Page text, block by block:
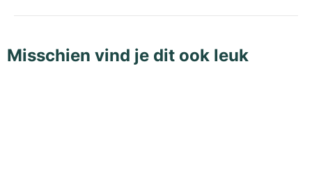
Misschien vind je dit ook leuk